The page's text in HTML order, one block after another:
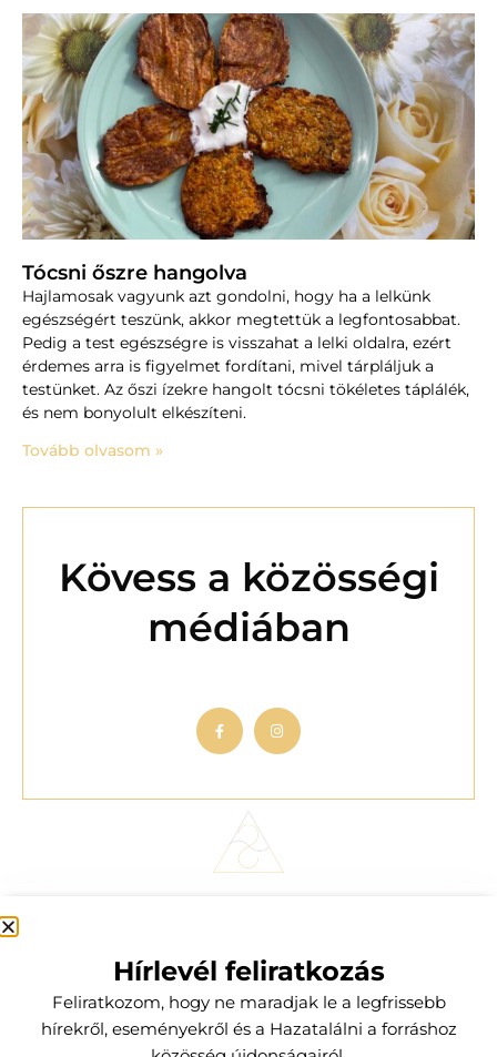
Tócsni őszre hangolva
Hajlamosak vagyunk azt gondolni, hogy ha a lelkünk
egészségért teszünk, akkor megtettük a legfontosabbat.
Pedig a test egészségre is visszahat a lelki oldalra, ezért
érdemes arra is figyelmet fordítani, mivel tárpláljuk a
testünket. Az őszi ízekre hangolt tócsni tökéletes táplálék,
és nem bonyolult elkészíteni.
Tovább olvasom »
Kövess a közösségi
médiában
+36 20 376 08 24
kineziologiamost@gmail.com
Legfőbb menüpontok
Hírlevél feliratkozás
Feliratkozom, hogy ne maradjak le a legfrissebb
hírekről, eseményekről és a Hazatalálni a forráshoz